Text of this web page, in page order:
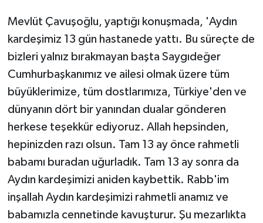
Mevlüt Çavuşoğlu, yaptığı konuşmada, 'Aydın
kardeşimiz 13 gün hastanede yattı. Bu süreçte de
bizleri yalnız bırakmayan başta Saygıdeğer
Cumhurbaşkanımız ve ailesi olmak üzere tüm
büyüklerimize, tüm dostlarımıza, Türkiye'den ve
dünyanın dört bir yanından dualar gönderen
herkese teşekkür ediyoruz. Allah hepsinden,
hepinizden razı olsun. Tam 13 ay önce rahmetli
babamı buradan uğurladık. Tam 13 ay sonra da
Aydın kardeşimizi aniden kaybettik. Rabb'im
inşallah Aydın kardeşimizi rahmetli anamız ve
babamızla cennetinde kavuşturur. Şu mezarlıkta